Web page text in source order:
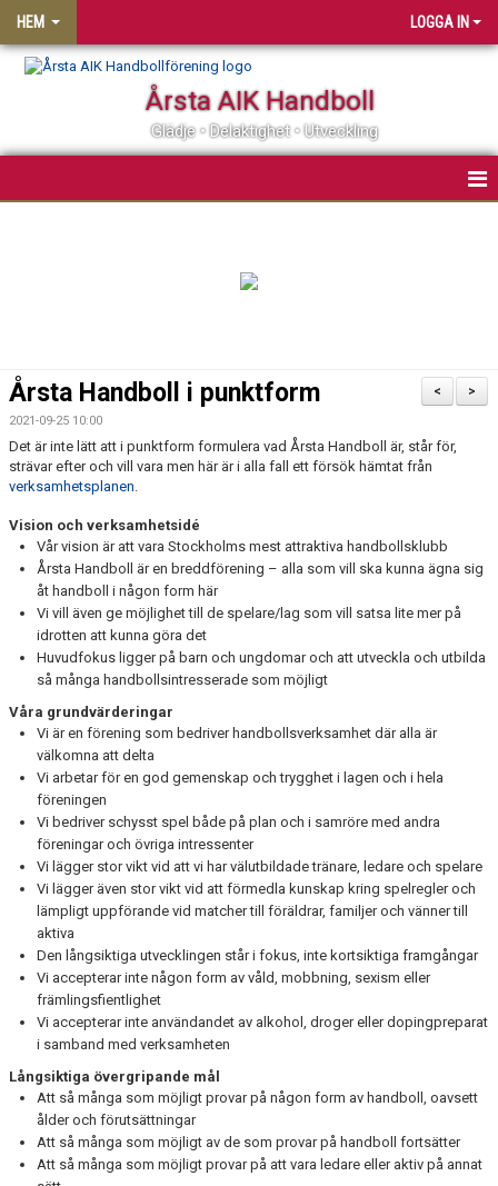
HEM LOGGA IN
Årsta AIK Handboll
Glädje • Delaktighet • Utveckling
KLUBBSHOP
PARTNER
LEDARGUIDEN
>
<
Årsta Handboll i punktform
2021-09-25 10:00
Det är inte lätt att i punktform formulera vad Årsta Handboll är, står för,
strävar efter och vill vara men här är i alla fall ett försök hämtat från
verksamhetsplanen.
Vision och verksamhetsidé
Vår vision är att vara Stockholms mest attraktiva handbollsklubb
Årsta Handboll är en breddförening – alla som vill ska kunna ägna sig
åt handboll i någon form här
Vi vill även ge möjlighet till de spelare/lag som vill satsa lite mer på
idrotten att kunna göra det
Huvudfokus ligger på barn och ungdomar och att utveckla och utbilda
så många handbollsintresserade som möjligt
Våra grundvärderingar
Vi är en förening som bedriver handbollsverksamhet där alla är
välkomna att delta
Vi arbetar för en god gemenskap och trygghet i lagen och i hela
föreningen
Vi bedriver schysst spel både på plan och i samröre med andra
föreningar och övriga intressenter
Vi lägger stor vikt vid att vi har välutbildade tränare, ledare och spelare
Vi lägger även stor vikt vid att förmedla kunskap kring spelregler och
lämpligt uppförande vid matcher till föräldrar, familjer och vänner till
aktiva
Den långsiktiga utvecklingen står i fokus, inte kortsiktiga framgångar
Vi accepterar inte någon form av våld, mobbning, sexism eller
främlingsfientlighet
Vi accepterar inte användandet av alkohol, droger eller dopingpreparat
i samband med verksamheten
Långsiktiga övergripande mål
Att så många som möjligt provar på någon form av handboll, oavsett
ålder och förutsättningar
Att så många som möjligt av de som provar på handboll fortsätter
Att så många som möjligt provar på att vara ledare eller aktiv på annat